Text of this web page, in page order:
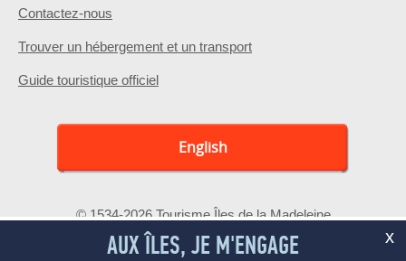
Contactez-nous
Trouver un hébergement et un transport
Guide touristique officiel
English
© 1534-2026 Tourisme Îles de la Madeleine
x
AUX ÎLES, JE M'ENGAGE